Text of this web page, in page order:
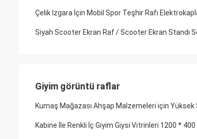
Çelik Izgara İçin Mobil Spor Teşhir Rafı
Siyah Scooter Ekran Raf / Scooter Ekran Standı
Giyim görüntü raflar
Kumaş Mağazası Ahşap Malzemeleri için Yüksek
Kabine İle Renkli İç Giyim Giysi Vitrinleri 1200 *